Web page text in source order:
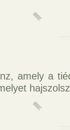
amely a